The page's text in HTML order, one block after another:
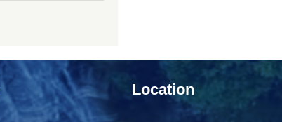
Location